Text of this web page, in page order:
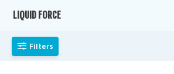
LIQUID FORCE
Filters